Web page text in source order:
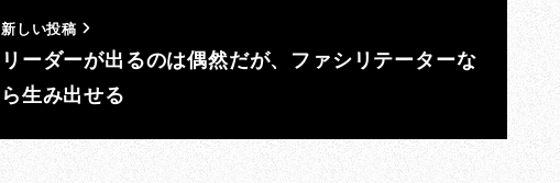
新しい投稿
リーダーが出るのは偶然だが、ファシリテーターな
ら生み出せる